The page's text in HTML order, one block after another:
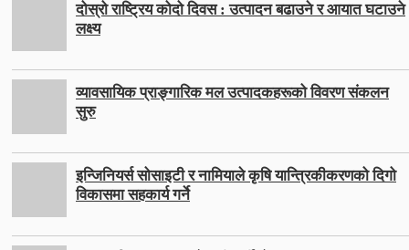
दोस्रो राष्ट्रिय कोदो दिवस : उत्पादन बढाउने र आयात घटाउने
लक्ष्य
व्यावसायिक प्राङ्गारिक मल उत्पादकहरूको विवरण संकलन
सुरु
इन्जिनियर्स सोसाइटी र नामियाले कृषि यान्त्रिकीकरणको दिगो
विकासमा सहकार्य गर्ने